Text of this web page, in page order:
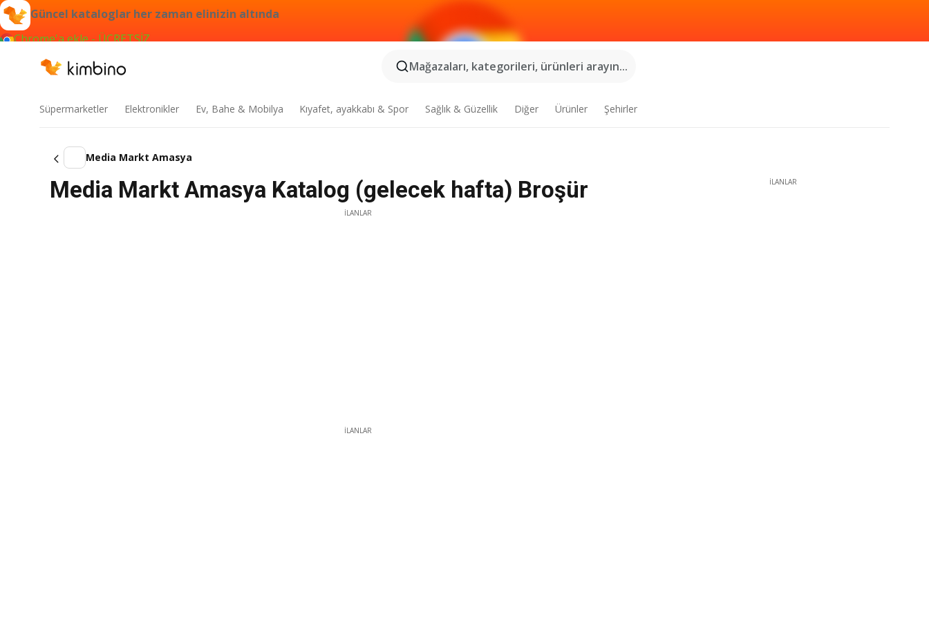
Güncel kataloglar her zaman elinizin altında
Chrome'a ekle - ÜCRETSİZ
Mağazaları, kategorileri, ürünleri arayın...
Süpermarketler Elektronikler Ev, Bahe & Mobilya Kıyafet, ayakkabı & Spor Sağlık & Güzellik Diğer Ürünler Şehirler
Media Markt Amasya
Media Markt Amasya Katalog (gelecek hafta) Broşür
İLANLAR
İLANLAR
İLANLAR